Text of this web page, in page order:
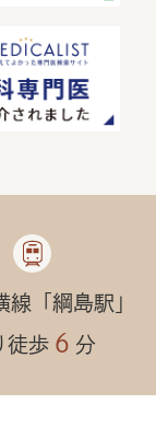
線「綱島駅」
徒歩 ６ 分